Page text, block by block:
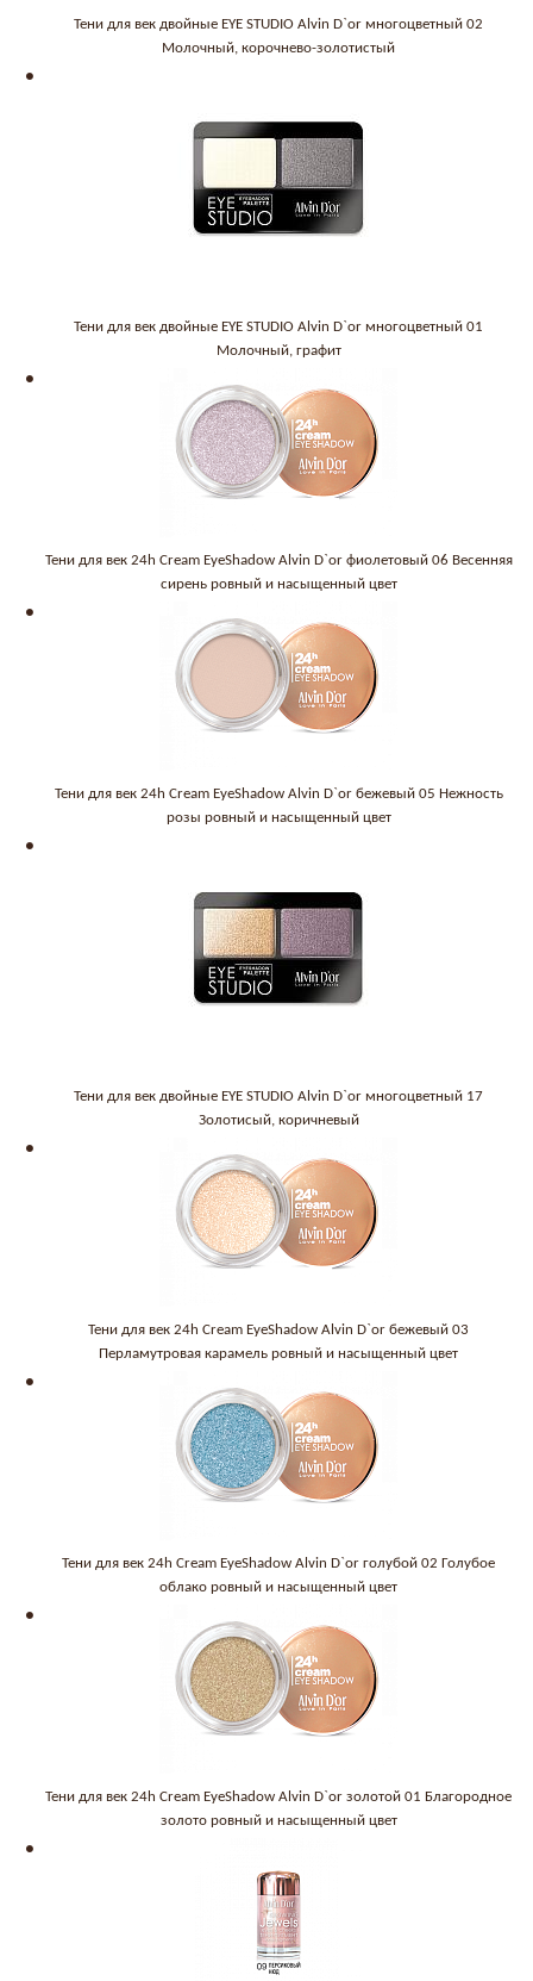
Тени для век двойные EYE STUDIO Alvin D`or многоцветный 02
Молочный, корочнево-золотистый
Тени для век двойные EYE STUDIO Alvin D`or многоцветный 01
Молочный, графит
Тени для век 24h Cream EyeShadow Alvin D`or фиолетовый 06 Весенняя
сирень ровный и насыщенный цвет
Тени для век 24h Cream EyeShadow Alvin D`or бежевый 05 Нежность
розы ровный и насыщенный цвет
Тени для век двойные EYE STUDIO Alvin D`or многоцветный 17
Золотисый, коричневый
Тени для век 24h Cream EyeShadow Alvin D`or бежевый 03
Перламутровая карамель ровный и насыщенный цвет
Тени для век 24h Cream EyeShadow Alvin D`or голубой 02 Голубое
облако ровный и насыщенный цвет
Тени для век 24h Cream EyeShadow Alvin D`or золотой 01 Благородное
золото ровный и насыщенный цвет